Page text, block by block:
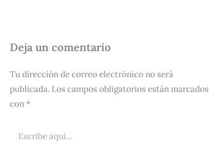
Deja un comentario
Tu dirección de correo electrónico no será
publicada. Los campos obligatorios están marcados
con*
aquí...